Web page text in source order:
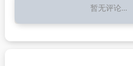
暂无评论...